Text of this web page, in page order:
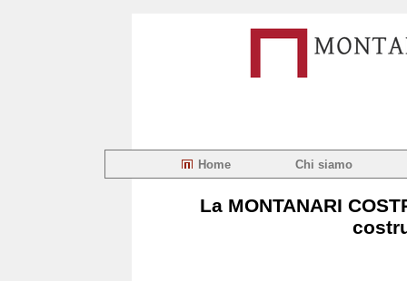
Home Chi siamo
La MONTANARI